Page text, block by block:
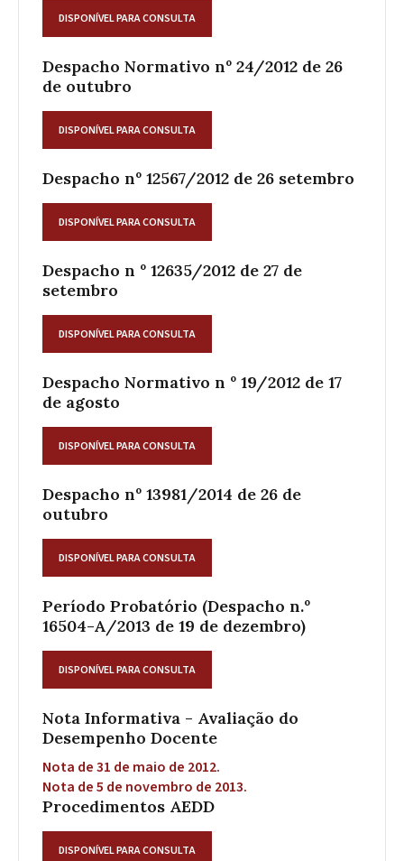
DISPONÍVEL PARA CONSULTA
Despacho Normativo nº 24/2012 de 26
de outubro
DISPONÍVEL PARA CONSULTA
Despacho nº 12567/2012 de 26 setembro
DISPONÍVEL PARA CONSULTA
Despacho n º 12635/2012 de 27 de
setembro
DISPONÍVEL PARA CONSULTA
Despacho Normativo n º 19/2012 de 17
de agosto
DISPONÍVEL PARA CONSULTA
Despacho nº 13981/2014 de 26 de
outubro
DISPONÍVEL PARA CONSULTA
Período Probatório (Despacho n.º
16504-A/2013 de 19 de dezembro)
DISPONÍVEL PARA CONSULTA
Nota Informativa - Avaliação do
Desempenho Docente
Nota de 31 de maio de 2012.
Nota de 5 de novembro de 2013.
Procedimentos AEDD
DISPONÍVEL PARA CONSULTA